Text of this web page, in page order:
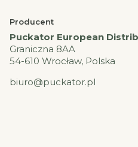
Producent
Puckator European
Graniczna 8AA
54-610 Wrocław, Polska
biuro@puckator.pl